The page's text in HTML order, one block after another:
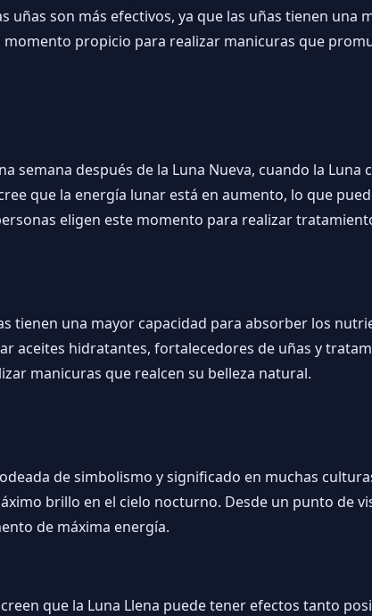
uñas son más efectivos, ya que las uñas tienen una
propicio para realizar manicuras que
semana después de la Luna Nueva, cuando la
que la energía lunar está en aumento, lo que
eligen este momento para realizar
tienen una mayor capacidad para absorber los
aceites hidratantes, fortalecedores de uñas y
manicuras que realcen su belleza natural.
de simbolismo y significado en muchas
brillo en el cielo nocturno. Desde un punto de
de máxima energía.
que la Luna Llena puede tener efectos tanto